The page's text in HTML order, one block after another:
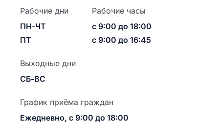
Рабочие дни
ПН-ЧТ
ПТ
Рабочие часы
с 9:00 до 18:00
с 9:00 до 16:45
Выходные дни
СБ-ВС
График приёма граждан
Ежедневно, с 9:00 до 18:00